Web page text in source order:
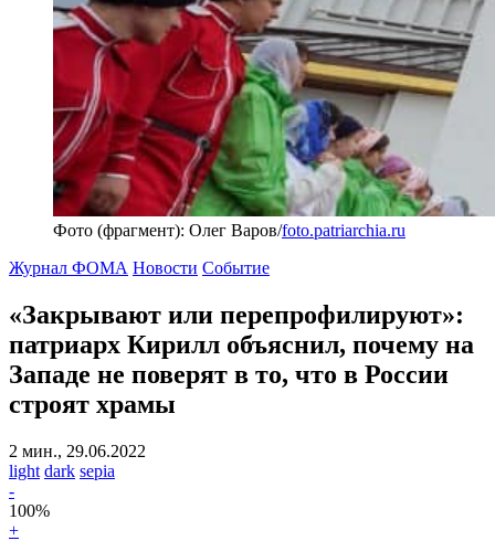
Фото (фрагмент): Олег Варов/foto.patriarchia.ru
Журнал ФОМА Новости Событие
«Закрывают или перепрофилируют»:
патриарх Кирилл объяснил, почему на
Западе не поверят в то, что в России
строят храмы
2 мин., 29.06.2022
light dark sepia
-
100%
+